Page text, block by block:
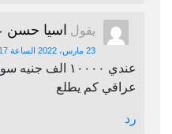
يقول اسيا حسن
23 مارس، 2022 الساعة 11:17 ص
عندي ١٠٠٠٠ الف
عراقي كم يطلع
رد